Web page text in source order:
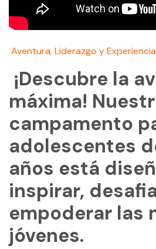
(954) 654-0395 /
Aventura, Liderazgo y
¡Descubre la
máxima!
campamento
adolescentes
años está
inspirar,
empoderar las
jóvenes.